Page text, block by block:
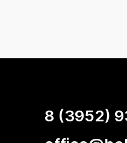
8 (3952)